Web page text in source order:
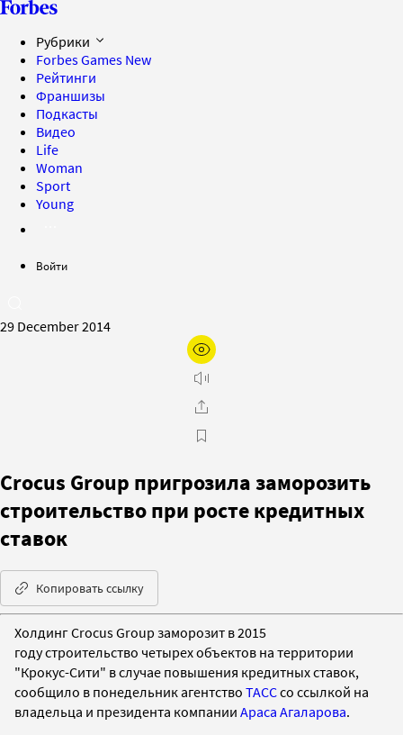
Рубрики
Forbes Games New
Рейтинги
Франшизы
Подкасты
Видео
Life
Woman
Sport
Young
Войти
29 December 2014
Crocus Group пригрозила заморозить
строительство при росте кредитных
ставок
Копировать ссылку
Холдинг Crocus Group заморозит в 2015
годустроительство четырех объектов на территории
"Крокус-Сити" в случае повышения кредитных ставок,
сообщило в понедельник агентство ТАССсо ссылкой на
владельца и президента компании Араса Агаларова.